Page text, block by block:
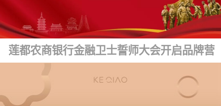
莲都农商银行金融卫士誓师大会开启品牌营销新篇章